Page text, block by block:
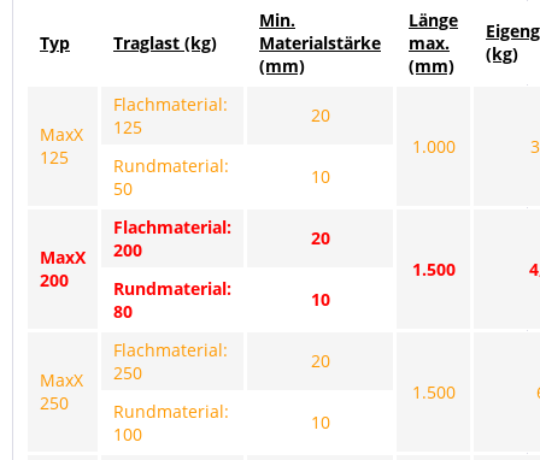
Typ Traglast (kg)
Min.
Materialstärke
(mm)
Länge
max.
(mm)
(kg)
MaxX
125
Flachmaterial:
125
20
1.000
Rundmaterial:
50
10
MaxX
200
Flachmaterial:
200
20
1.500
Rundmaterial:
80
10
MaxX
250
Flachmaterial:
250
20
1.500
Rundmaterial:
100
10